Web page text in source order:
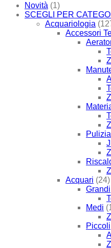
Novità (1)
SCEGLI PER
Acquariologia
Accessori
Pulizia
Acquari (24)
Grandi
Medi
Piccoli